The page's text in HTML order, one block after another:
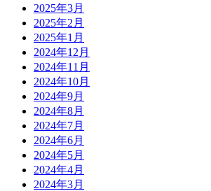
2025年3月
2025年2月
2025年1月
2024年12月
2024年11月
2024年10月
2024年9月
2024年8月
2024年7月
2024年6月
2024年5月
2024年4月
2024年3月